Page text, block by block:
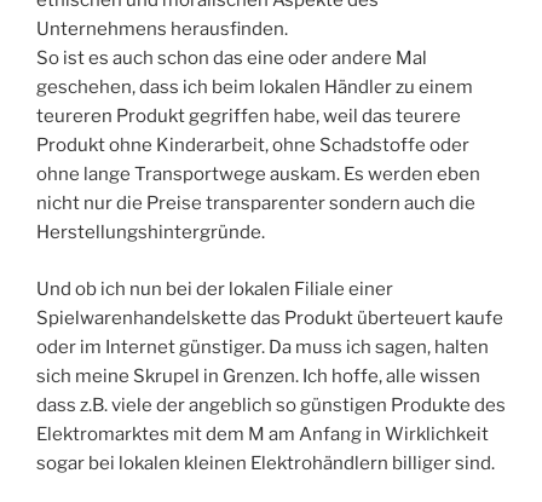
Unternehmens herausfinden.
So ist es auch schon das eine oder andere Mal
geschehen, dass ich beim lokalen Händler zu einem
teureren Produkt gegriffen habe, weil das teurere
Produkt ohne Kinderarbeit, ohne Schadstoffe oder
ohne lange Transportwege auskam. Es werden eben
nicht nur die Preise transparenter sondern auch die
Herstellungshintergründe.
Und ob ich nun bei der lokalen Filiale einer
Spielwarenhandelskette das Produkt überteuert kaufe
oder im Internet günstiger. Da muss ich sagen, halten
sich meine Skrupel in Grenzen. Ich hoffe, alle wissen
dass z.B. viele der angeblich so günstigen Produkte des
Elektromarktes mit dem M am Anfang in Wirklichkeit
sogar bei lokalen kleinen Elektrohändlern billiger sind.